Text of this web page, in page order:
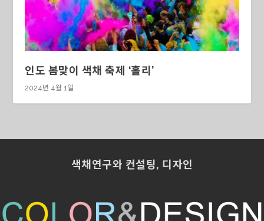
인도 봄맞이 색채 축제 ‘홀리’
2024년 4월 1일
색채연구와 컨설팅, 디자인